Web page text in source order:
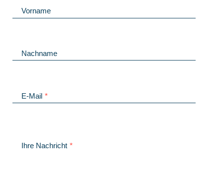
Vorname
Nachname
E-Mail *
Ihre Nachricht *